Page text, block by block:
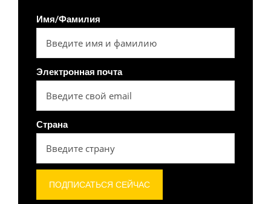
Имя/Фамилия
Электронная почта
Страна